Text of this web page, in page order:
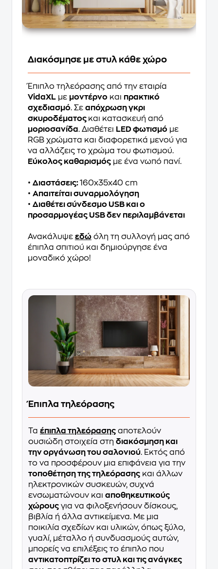
Διακόσμησε με στυλ κάθε χώρο
Έπιπλο τηλεόρασης από την εταιρία
VidaXL με μοντέρνο και πρακτικό
σχεδιασμό. Σε απόχρωση γκρι
σκυροδέματος και κατασκευή από
μοριοσανίδα. Διαθέτει LED φωτισμό με
RGB χρώματα και διαφορετικά μενού για
να αλλάζεις το χρώμα του φωτισμού.
Εύκολος καθαρισμός με ένα νωπό πανί.
• Διαστάσεις:160x35x40 cm
• Απαιτείται συναρμολόγηση
• Διαθέτει σύνδεσμο USB και ο
προσαρμογέας USB δεν περιλαμβάνεται
Ανακάλυψε εδώ όλη τη συλλογή μας από
έπιπλα σπιτιού και δημιούργησε ένα
μοναδικό χώρο!
Έπιπλα τηλεόρασης
Τα έπιπλα τηλεόρασης αποτελούν
ουσιώδη στοιχεία στη διακόσμηση και
την οργάνωση του σαλονιού. Εκτός από
το να προσφέρουν μια επιφάνεια για την
τοποθέτηση της τηλεόρασης και άλλων
ηλεκτρονικών συσκευών, συχνά
ενσωματώνουν και αποθηκευτικούς
χώρους για να φιλοξενήσουν δίσκους,
βιβλία ή άλλα αντικείμενα. Με μια
ποικιλία σχεδίων και υλικών, όπως ξύλο,
γυαλί, μέταλλο ή συνδυασμούς αυτών,
μπορείς να επιλέξεις το έπιπλο που
αντικατοπτρίζει το στυλ και τις ανάγκες